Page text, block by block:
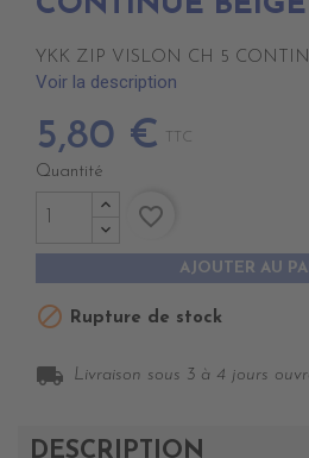
YKK ZIP VISLON CH 5
Voir la description
5,80 € TTC
Quantité
AJOUTER AU
favorite_border
 Rupture de stock
local_shipping Livraison sous 3 à 4 jours
DESCRIPTION